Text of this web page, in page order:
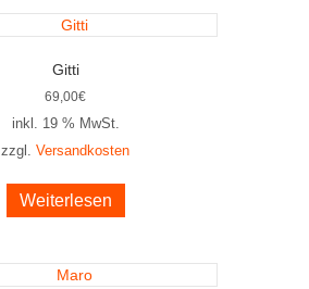
Gitti
69,00€
inkl. 19 % MwSt.
zzgl. Versandkosten
Weiterlesen